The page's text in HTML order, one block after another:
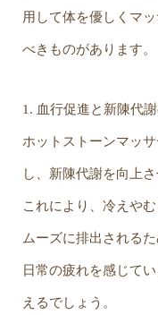
用して体を優しくマ
べきものがあります。
1. 血行促進と新陳代
ホットストーンマッ
し、新陳代謝を向上さ
これにより、冷えや
ムーズに排出される
日常の疲れを感じて
えるでしょう。